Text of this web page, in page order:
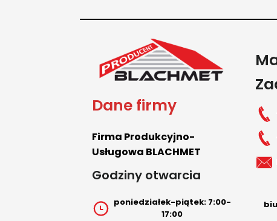
Dane firmy
Firma Produkcyjno-
Usługowa BLACHMET
Godziny otwarcia
poniedziałek-piątek: 7:00-
17:00